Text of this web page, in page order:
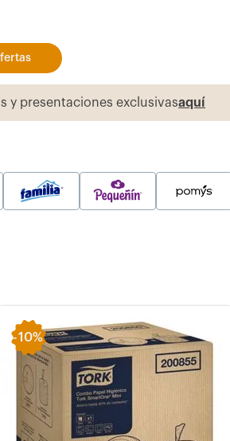
y presentaciones exclusivasaquí
-10%